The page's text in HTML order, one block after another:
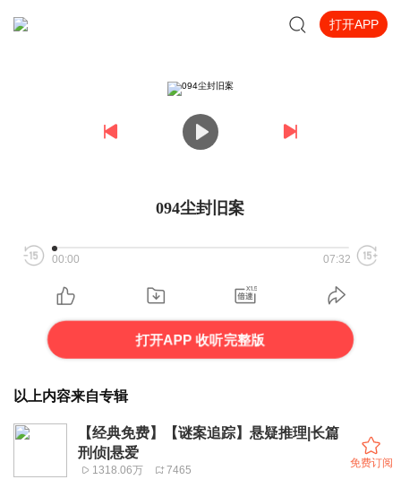
打开APP
094尘封旧案
00:00 07:32
打开APP 收听完整版
以上内容来自专辑
【经典免费】【谜案追踪】悬疑推理|长篇
刑侦|悬爱
1318.06万 7465
免费订阅